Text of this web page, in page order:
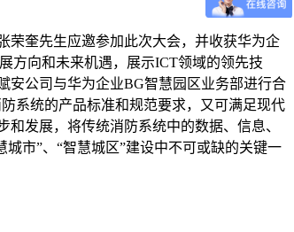
荣奎先生应邀参加此次大会，并收获华为企
方向和未来机遇，展示ICT领域的领先技
司与华为企业BG智慧园区业务部进行合
系统的产品标准和规范要求，又可满足现代
发展，将传统消防系统中的数据、信息、
市”、“智慧城区”建设中不可或缺的关键一